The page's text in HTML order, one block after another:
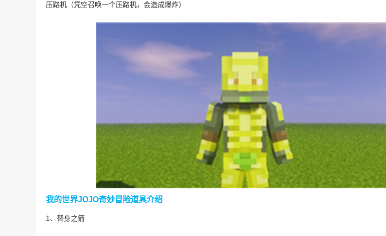
压路机（凭空召唤一个压路机，会造成爆炸）
我的世界JOJO奇妙冒险道具介绍
1、替身之箭